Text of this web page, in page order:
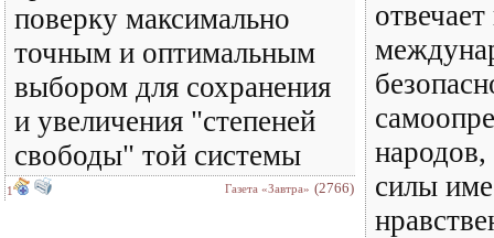
поверку максимально
точным и оптимальным
выбором для сохранения
и увеличения "степеней
свободы" той системы
1 Газета «Завтра» (2766)
силы